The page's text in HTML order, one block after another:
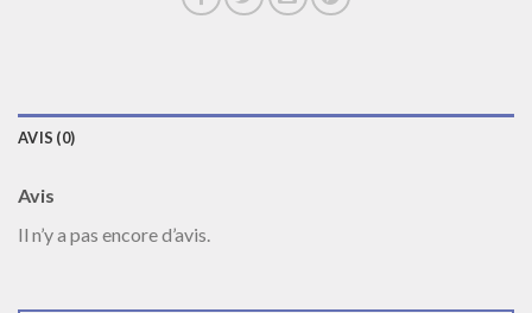
AVIS (0)
Avis
Il n’y a pas encore d’avis.